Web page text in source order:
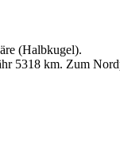
(Halbkugel).
5318 km. Zum